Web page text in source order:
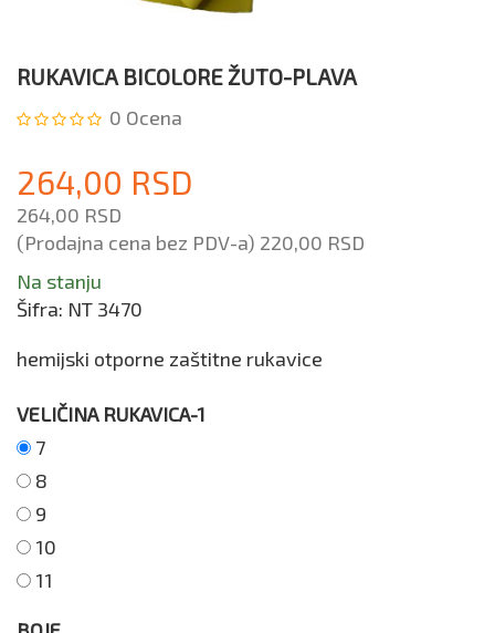
RUKAVICA BICOLORE ŽUTO-PLAVA
0 Ocena
264,00 RSD
264,00 RSD
(Prodajna cena bez PDV-a) 220,00 RSD
Na stanju
Šifra: NT 3470
hemijski otporne zaštitne rukavice
VELIČINA RUKAVICA-1
7
8
9
10
11